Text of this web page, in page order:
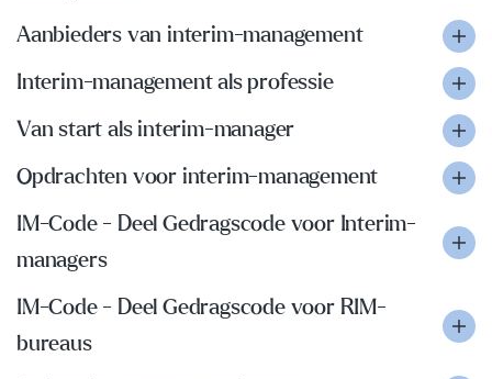
Aanbieders van interim-management
Interim-management als professie
Van start als interim-manager
Opdrachten voor interim-management
IM-Code - Deel Gedragscode voor Interim-
managers
IM-Code - Deel Gedragscode voor RIM-
bureaus